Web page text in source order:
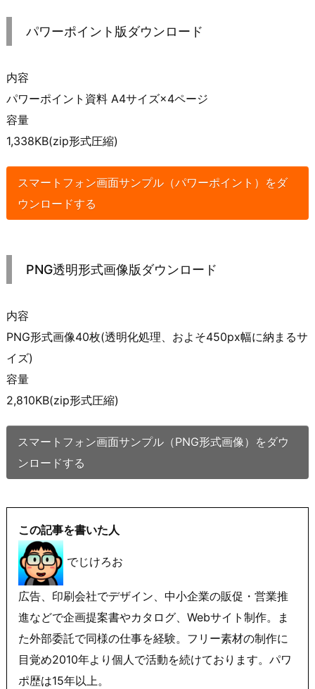
パワーポイント版ダウンロード
内容
パワーポイント資料 A4サイズ×4ページ
容量
1,338KB(zip形式圧縮)
スマートフォン画面サンプル（パワーポイント）をダ
ウンロードする
PNG透明形式画像版ダウンロード
内容
PNG形式画像40枚(透明化処理、およそ450px幅に納まるサ
イズ)
容量
2,810KB(zip形式圧縮)
スマートフォン画面サンプル（PNG形式画像）をダウ
ンロードする
この記事を書いた人
でじけろお
広告、印刷会社でデザイン、中小企業の販促・営業推
進などで企画提案書やカタログ、Webサイト制作。ま
た外部委託で同様の仕事を経験。フリー素材の制作に
目覚め2010年より個人で活動を続けております。パワ
ポ歴は15年以上。